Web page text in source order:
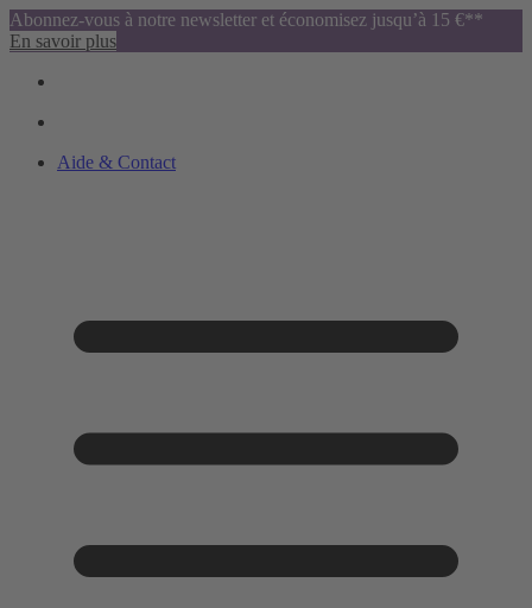
Abonnez-vous à notre newsletter et économisez jusqu’à 15 €**
En savoir plus
Aide & Contact